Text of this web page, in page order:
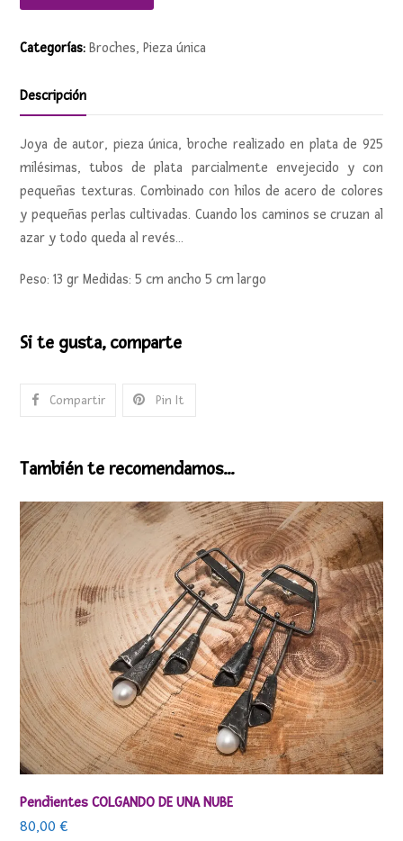
Categorías: Broches,Pieza única
Descripción
Joya de autor, pieza única, broche realizado en plata de 925
milésimas, tubos de plata parcialmente envejecido y con
pequeñas texturas. Combinado con hilos de acero de colores
y pequeñas perlas cultivadas. Cuando los caminos se cruzan al
azar y todo queda al revés…
Peso: 13 gr Medidas: 5 cm ancho 5 cm largo
Si te gusta, comparte
Compartir Pin It
También te recomendamos…
Pendientes COLGANDO DE UNA NUBE
80,00€